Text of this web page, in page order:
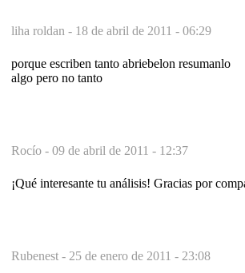
liha roldan - 18 de abril de 2011 - 06:29
porque escriben tanto abriebelon resumanlo
algo pero no tanto
Rocío - 09 de abril de 2011 - 12:37
¡Qué interesante tu análisis! Gracias por
Rubenest - 25 de enero de 2011 - 23:08